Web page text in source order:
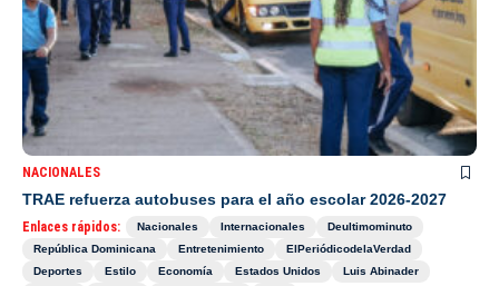
NACIONALES
TRAE refuerza autobuses para el año escolar 2026-2027
Enlaces rápidos: Nacionales Internacionales
Deultimominuto
República Dominicana
Entretenimiento
ElPeriódicodelaVerdad
Deportes
Estilo Economía Estados Unidos
Luis Abinader